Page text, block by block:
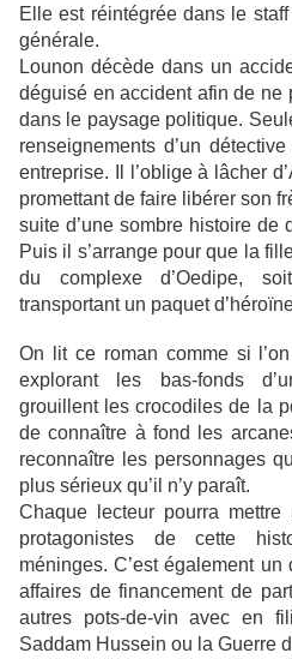
Elle est réintégrée dans le
générale.
Lounon décède dans un
déguisé en accident afin de ne
dans le paysage politique.
renseignements d’un
entreprise. Il l’oblige à lâcher
promettant de faire libérer son
suite d’une sombre histoire de
Puis il s’arrange pour que la
du complexe d’Oedipe,
transportant un paquet
On lit ce roman comme si
explorant les bas-fonds
grouillent les crocodiles de la
de connaître à fond les
reconnaître les personnages
plus sérieux qu’il n’y paraît.
Chaque lecteur pourra
protagonistes de cette
méninges. C’est également
affaires de financement de
autres pots-de-vin avec en
Saddam Hussein ou la Guerre